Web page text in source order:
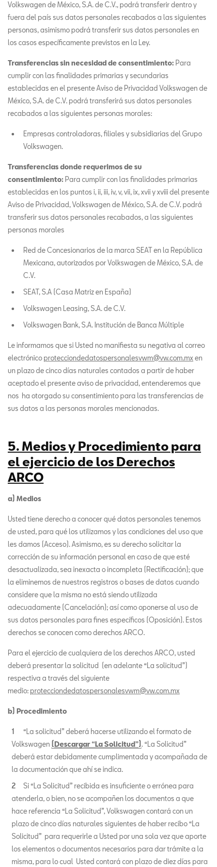
Volkswagen de México, S.A. de C.V., podrá transferir dentro y
fuera del país sus datos personales recabados a las siguientes
personas, asimismo podrá transferir sus datos personales en
los casos específicamente previstos en la Ley.
Transferencias sin necesidad de consentimiento: Para
cumplir con las finalidades primarias y secundarias
establecidas en el presente Aviso de Privacidad Volkswagen de
México, S.A. de C.V. podrá transferirá sus datos personales
recabados a las siguientes personas morales:
Empresas controladoras, filiales y subsidiarias del Grupo
Volkswagen.
Transferencias donde requerimos de su
consentimiento: Para cumplir con las finalidades primarias
establecidas en los puntos i, ii, iii, iv, v, vii, ix, xvii y xviii del presente
Aviso de Privacidad, Volkswagen de México, S.A. de C.V. podrá
transferir sus datos personales recabados, a las siguientes
personas morales
Red de Concesionarios de la marca SEAT en la República
Mexicana, autorizados por Volkswagen de México, S.A. de
C.V.
SEAT, S.A (Casa Matriz en España)
Volkswagen Leasing, S.A. de C.V.
Volkswagen Bank, S.A. Institución de Banca Múltiple
Le informamos que si Usted no manifiesta su negativa al correo
electrónico protecciondedatospersonalesvwm@vw.com.mx en
un plazo de cinco días naturales contados a partir de haber
aceptado el presente aviso de privacidad, entenderemos que
nos ha otorgado su consentimiento para las transferencias de
sus datos a las personas morales mencionadas.
5. Medios y Procedimiento para
el ejercicio de los Derechos
ARCO
a) Medios
Usted tiene derecho a conocer qué datos personales tenemos
de usted, para qué los utilizamos y las condiciones del uso que
les damos (Acceso). Asimismo, es su derecho solicitar la
corrección de su información personal en caso de que esté
desactualizada, sea inexacta o incompleta (Rectificación); que
la eliminemos de nuestros registros o bases de datos cuando
considere que la misma no está siendo utilizada
adecuadamente (Cancelación); así como oponerse al uso de
sus datos personales para fines específicos (Oposición). Estos
derechos se conocen como derechos ARCO.
Para el ejercicio de cualquiera de los derechos ARCO, usted
deberá presentar la solicitud (en adelante “La solicitud”)
respectiva a través del siguiente
medio: protecciondedatospersonalesvwm@vw.com.mx
b) Procedimiento
“La solicitud” deberá hacerse utilizando el formato de
Volkswagen (Descargar “La Solicitud”) . “La Solicitud”
deberá estar debidamente cumplimentada y acompañada de
la documentación que ahí se indica.
Si “La Solicitud” recibida es insuficiente o errónea para
atenderla, o bien, no se acompañen los documentos a que
hace referencia “La Solicitud”, Volkswagen contará con un
plazo de cinco días naturales siguientes de haber recibo “La
Solicitud” para requerirle a Usted por una sola vez que aporte
los elementos o documentos necesarios para dar trámite a la
misma, para lo cual Usted contará con plazo de diez días para